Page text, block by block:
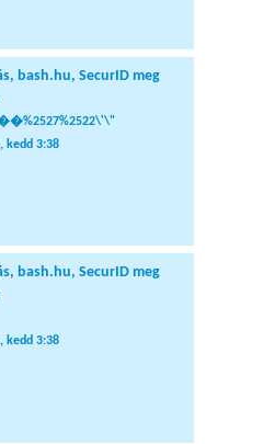
bash.hu, SecurID meg
kedd 3:38
bash.hu, SecurID meg
kedd 3:38